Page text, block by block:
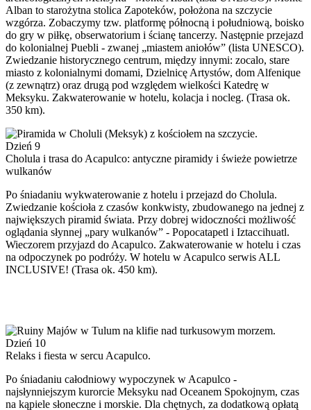
Alban to starożytna stolica Zapoteków, położona na szczycie
wzgórza. Zobaczymy tzw. platformę północną i południową, boisko
do gry w piłkę, obserwatorium i ścianę tancerzy. Następnie przejazd
do kolonialnej Puebli - zwanej „miastem aniołów” (lista UNESCO).
Zwiedzanie historycznego centrum, między innymi: zocalo, stare
miasto z kolonialnymi domami, Dzielnicę Artystów, dom Alfenique
(z zewnątrz) oraz drugą pod względem wielkości Katedrę w
Meksyku. Zakwaterowanie w hotelu, kolacja i nocleg. (Trasa ok.
350 km).
Dzień 9
Cholula i trasa do Acapulco: antyczne piramidy i świeże powietrze
wulkanów
Po śniadaniu wykwaterowanie z hotelu i przejazd do Cholula.
Zwiedzanie kościoła z czasów konkwisty, zbudowanego na jednej z
największych piramid świata. Przy dobrej widoczności możliwość
oglądania słynnej „pary wulkanów” - Popocatapetl i Iztaccihuatl.
Wieczorem przyjazd do Acapulco. Zakwaterowanie w hotelu i czas
na odpoczynek po podróży. W hotelu w Acapulco serwis ALL
INCLUSIVE! (Trasa ok. 450 km).
Dzień 10
Relaks i fiesta w sercu Acapulco.
Po śniadaniu całodniowy wypoczynek w Acapulco -
najsłynniejszym kurorcie Meksyku nad Oceanem Spokojnym, czas
na kąpiele słoneczne i morskie. Dla chętnych, za dodatkową opłatą